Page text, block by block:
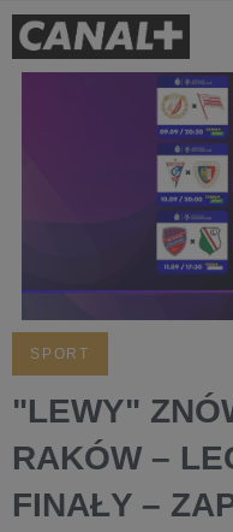
SPORT
"LEWY"
RAKÓW –
FINAŁY –